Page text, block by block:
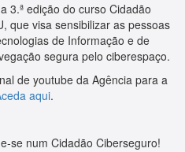
3.ª edição do curso Cidadão
que visa sensibilizar as pessoas
de Informação e de
segura pelo ciberespaço.
de youtube da Agência para a
aqui.
se num Cidadão Ciberseguro!